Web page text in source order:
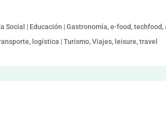
Social | Educación | Gastronomía, e-food,
logística | Turismo, Viajes, leisure, travel